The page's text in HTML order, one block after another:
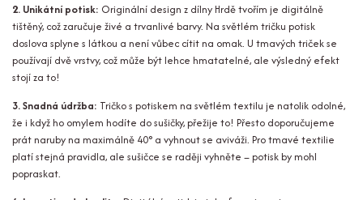
2. Unikátní potisk: Originální design z dílny Hrdě tvořím je digitálně
tištěný, což zaručuje živé a trvanlivé barvy. Na světlém tričku potisk
doslova splyne s látkou a není vůbec cítit na omak. U tmavých triček se
používají dvě vrstvy, což může být lehce hmatatelné, ale výsledný efekt
stojí za to!
3. Snadná údržba: Tričko s potiskem na světlém textilu je natolik odolné,
že i když ho omylem hodíte do sušičky, přežije to! Přesto doporučujeme
prát naruby na maximálně 40° a vyhnout se aviváži. Pro tmavé textilie
platí stejná pravidla, ale sušičce se raději vyhněte – potisk by mohl
popraskat.